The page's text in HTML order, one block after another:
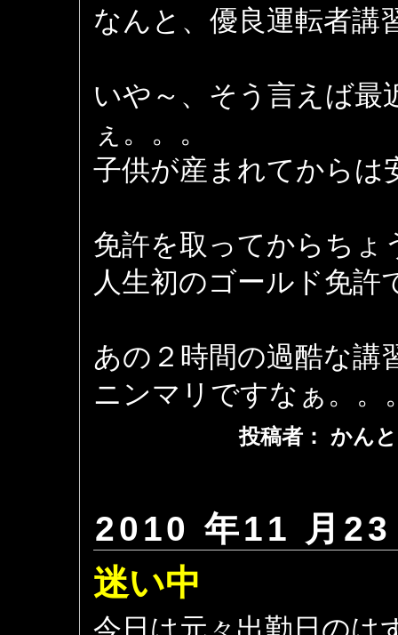
なんと、優良運転者講
いや～、そう言えば最
ぇ。。。
子供が産まれてからは
免許を取ってからちょ
人生初のゴールド免許
あの２時間の過酷な講
ニンマリですなぁ。。
投稿者： かん
2010 年11 月
迷い中